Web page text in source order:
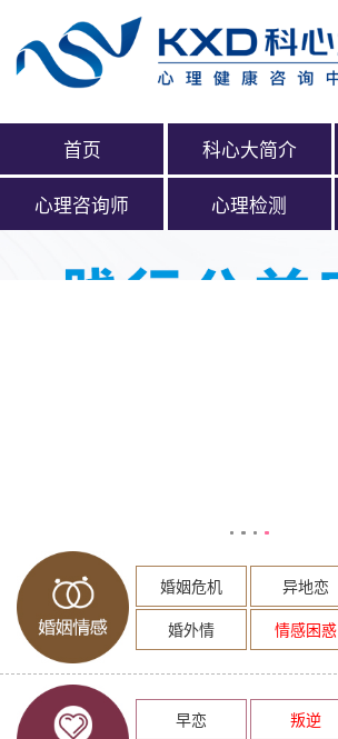
首页 科心大简介
心理咨询师 心理检测
婚姻危机 异地恋
婚外情
情感困惑
早恋 叛逆